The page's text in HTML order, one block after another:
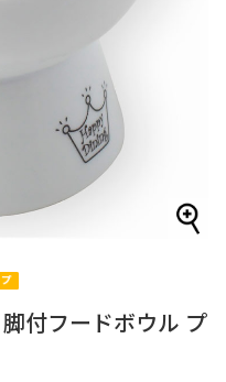
付フードボウル プ